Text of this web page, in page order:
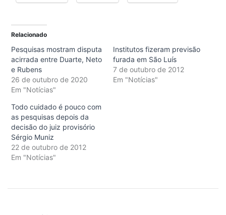
Relacionado
Pesquisas mostram disputa
acirrada entre Duarte, Neto
e Rubens
26 de outubro de 2020
Em "Notícias"
Institutos fizeram previsão
furada em São Luís
7 de outubro de 2012
Em "Notícias"
Todo cuidado é pouco com
as pesquisas depois da
decisão do juiz provisório
Sérgio Muniz
22 de outubro de 2012
Em "Notícias"